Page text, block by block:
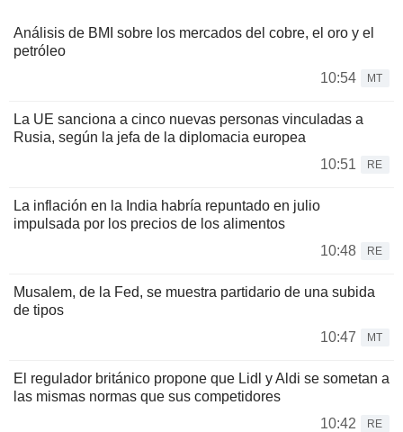
Análisis de BMI sobre los mercados del cobre, el oro y el
petróleo
10:54
MT
La UE sanciona a cinco nuevas personas vinculadas a
Rusia, según la jefa de la diplomacia europea
10:51
RE
La inflación en la India habría repuntado en julio
impulsada por los precios de los alimentos
10:48
RE
Musalem, de la Fed, se muestra partidario de una subida
de tipos
10:47
MT
El regulador británico propone que Lidl y Aldi se sometan a
las mismas normas que sus competidores
10:42
RE